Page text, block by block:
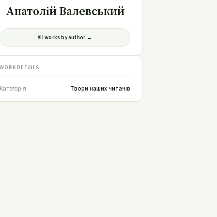
Анатолій Валевський
All works by author →
WORK DETAILS
Категорія Твори наших читачів